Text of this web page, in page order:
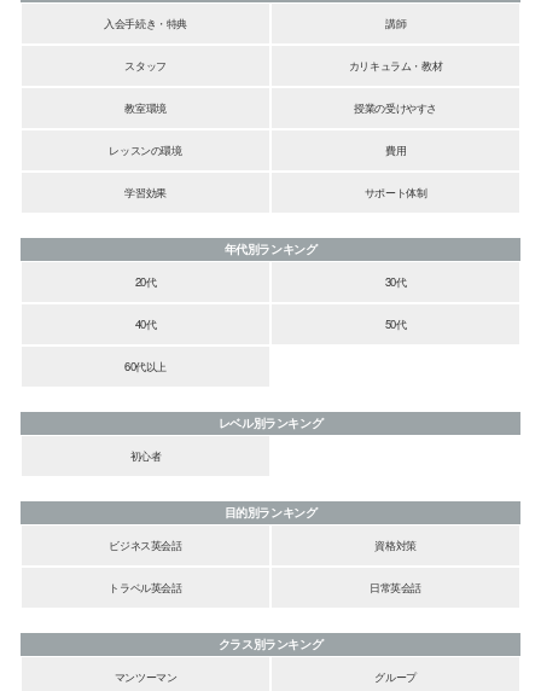
入会手続き・特典
講師
スタッフ カリキュラム・教材
教室環境 授業の受けやすさ
レッスンの環境 費用
学習効果 サポート体制
年代別ランキング
20代
30代
40代 50代
60代以上
レベル別ランキング
初心者
目的別ランキング
ビジネス英会話
資格対策
トラベル英会話 日常英会話
クラス別ランキング
マンツーマン
グループ